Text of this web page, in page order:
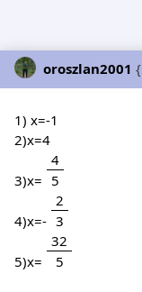
oroszlan2001
1) x=-1
2)x=4
3)x=
4
5
4)x=-
2
3
5)x=
32
5